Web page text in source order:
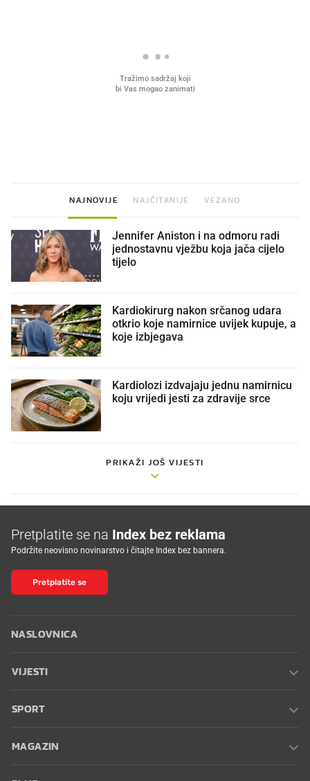
NAJNOVIJE NAJČITANIJE VEZANO
Jennifer Aniston i na odmoru radi
jednostavnu vježbu koja jača cijelo
tijelo
Kardiokirurg nakon srčanog udara
otkrio koje namirnice uvijek kupuje, a
koje izbjegava
Kardiolozi izdvajaju jednu namirnicu
koju vrijedi jesti za zdravije srce
PRIKAŽI JOŠ VIJESTI
Pretplatite se na Index bez reklama
Podržite neovisno novinarstvo i čitajte Index bez bannera.
Pretplatite se
NASLOVNICA
VIJESTI
SPORT
MAGAZIN